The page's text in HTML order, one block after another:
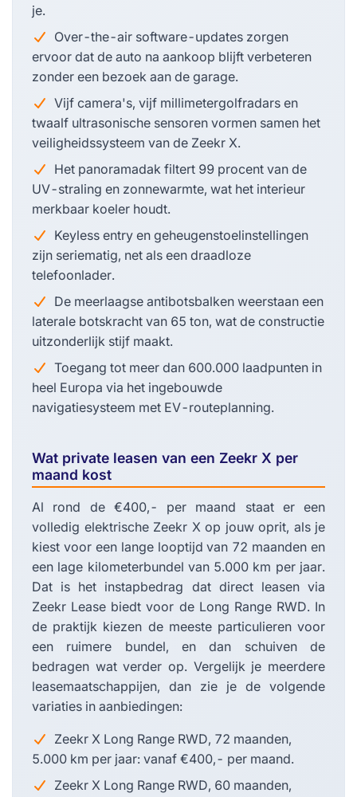
je.
Over-the-air software-updates zorgen
ervoor dat de auto na aankoop blijft verbeteren
zonder een bezoek aan de garage.
Vijf camera's, vijf millimetergolfradars en
twaalf ultrasonische sensoren vormen samen het
veiligheidssysteem van de Zeekr X.
Het panoramadak filtert 99 procent van de
UV-straling en zonnewarmte, wat het interieur
merkbaar koeler houdt.
Keyless entry en geheugenstoelinstellingen
zijn seriematig, net als een draadloze
telefoonlader.
De meerlaagse antibotsbalken weerstaan een
laterale botskracht van 65 ton, wat de constructie
uitzonderlijk stijf maakt.
Toegang tot meer dan 600.000 laadpunten in
heel Europa via het ingebouwde
navigatiesysteem met EV-routeplanning.
Wat private leasen van een Zeekr X per
maand kost
Al rond de €400,- per maand staat er een
volledig elektrische Zeekr X op jouw oprit, als je
kiest voor een lange looptijd van 72 maanden en
een lage kilometerbundel van 5.000 km per jaar.
Dat is het instapbedrag dat direct leasen via
Zeekr Lease biedt voor de Long Range RWD. In
de praktijk kiezen de meeste particulieren voor
een ruimere bundel, en dan schuiven de
bedragen wat verder op. Vergelijk je meerdere
leasemaatschappijen, dan zie je de volgende
variaties in aanbiedingen:
Zeekr X Long Range RWD, 72 maanden,
5.000 km per jaar: vanaf €400,- per maand.
Zeekr X Long Range RWD, 60 maanden,